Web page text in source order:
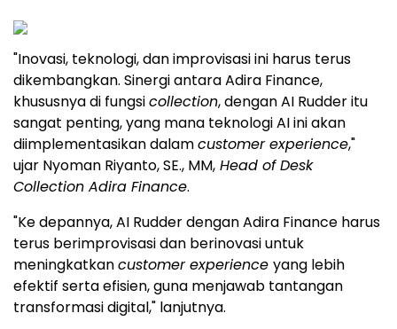
"Inovasi, teknologi, dan improvisasi ini harus terus
dikembangkan. Sinergi antara Adira Finance,
khususnya di fungsicollection, dengan AI Rudder itu
sangat penting, yang mana teknologi AI ini akan
diimplementasikan dalamcustomer experience,"
ujar Nyoman Riyanto, SE., MM, Head of Desk
Collection Adira Finance.
"Ke depannya, AI Rudder dengan Adira Finance harus
terus berimprovisasi dan berinovasi untuk
meningkatkancustomer experience yang lebih
efektif serta efisien, guna menjawab tantangan
transformasi digital," lanjutnya.